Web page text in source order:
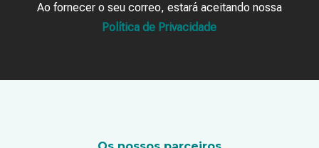
Ao fornecer o seu correo, estará aceitando nossa
Política de Privacidade